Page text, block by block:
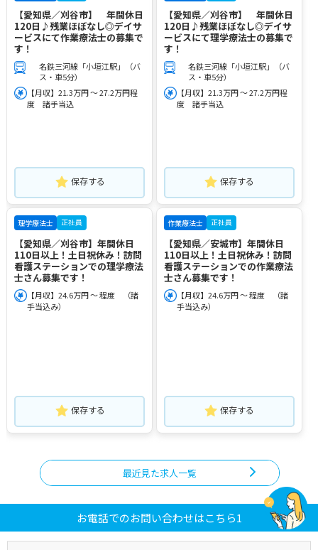
【愛知県／刈谷市】 年間休日
120日♪残業ほぼなし◎デイサ
ービスにて作業療法士の募集で
す！
名鉄三河線「小垣江駅」（バ
ス・車5分）
【月収】21.3万円 ～ 27.2万円程
度 諸手当込
保存する
【愛知県／刈谷市】 年間休日
120日♪残業ほぼなし◎デイサ
ービスにて理学療法士の募集で
す！
名鉄三河線「小垣江駅」（バ
ス・車5分）
【月収】21.3万円 ～ 27.2万円程
度 諸手当込
保存する
理学療法士 正社員
【愛知県／刈谷市】年間休日
110日以上！土日祝休み！訪問
看護ステーションでの理学療法
士さん募集です！
【月収】24.6万円 ～ 程度 （諸
手当込み）
保存する
作業療法士 正社員
【愛知県／安城市】年間休日
110日以上！土日祝休み！訪問
看護ステーションでの作業療法
士さん募集です！
【月収】24.6万円 ～ 程度 （諸
手当込み）
保存する
最近見た求人一覧
お電話でのお問い合わせはこちら1